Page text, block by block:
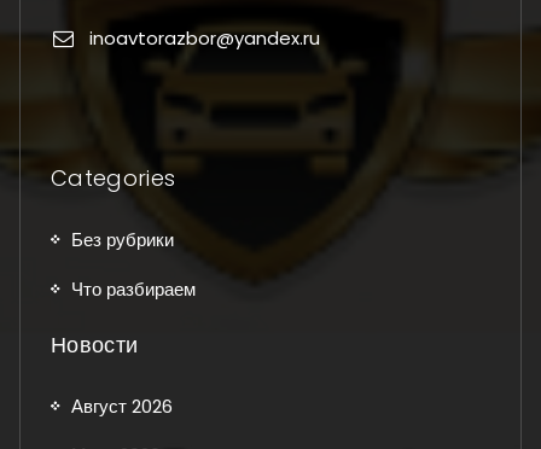
inoavtorazbor@yandex.ru
Categories
Без рубрики
Что разбираем
Новости
Август 2026